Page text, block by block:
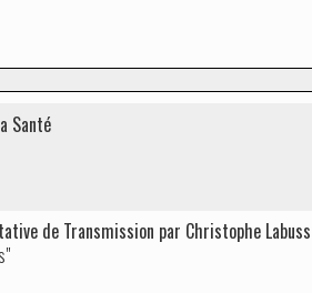
Santé
de Transmission par Christophe